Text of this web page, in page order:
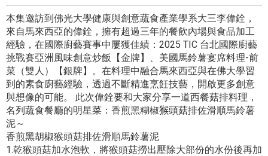
本集邀訪到佛光大學健康與創意蔬食產業學系大三李偉銓，
來自馬來西亞的偉銓，擁有超過三年的餐飲內場與食品加工
經驗，在國際廚藝賽事中屢獲佳績：2025 TIC 台北國際廚藝
挑戰賽亞洲風味創意炒飯【金牌】、美國馬鈴薯宴席料理-前
菜（雙人）【銀牌】。在料理中融合馬來西亞與在佛大學習
到的素食廚藝經驗，透過不斷精進烹飪技藝，開啟更多創意
與想像的可能。 此次偉銓要和大家分享一道西餐菇排料理，
名列蔬食餐廳的明星菜：香煎黑糊椒𤠣頭菇排佐滑順馬鈴薯
泥～
香煎黑胡椒猴頭菇排佐滑順馬鈴薯泥
1.乾猴頭菇加水泡軟，將猴頭菇撈出壓除大部份的水份後再加